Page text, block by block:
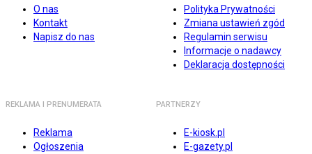
O nas
Kontakt
Napisz do nas
Polityka Prywatności
Zmiana ustawień zgód
Regulamin serwisu
Informacje o nadawcy
Deklaracja dostępności
REKLAMA I PRENUMERATA
Reklama
Ogłoszenia
PARTNERZY
E-kiosk.pl
E-gazety.pl